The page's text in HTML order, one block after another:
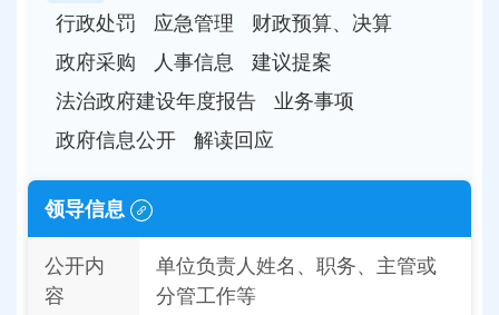
行政处罚
应急管理
财政预算、决算
政府采购
人事信息
建议提案
法治政府建设年度报告
业务事项
政府信息公开
解读回应
领导信息
公开内
容
单位负责人姓名、职务、主管或
分管工作等